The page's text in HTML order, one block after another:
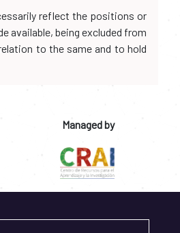
reflect the positions or
available, being excluded from
to the same and to hold
Managed by